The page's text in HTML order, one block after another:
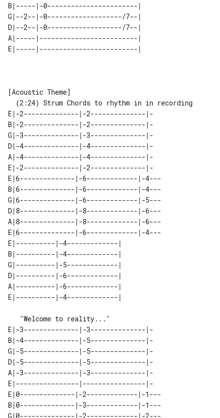
B|-----|-0-----------------------|
G|--2--|-0-------------------/7--|
D|--2--|-0-------------------/7--|
A|-----|-------------------------|
E|-2--------------|-2--------------|-
B|-2--------------|-2--------------|-
G|-3--------------|-3--------------|-
D|-4--------------|-4--------------|-
A|-4--------------|-4--------------|-
E|-2--------------|-2--------------|-
E|6--------------|-6-------------|-4---
B|6--------------|-6-------------|-4---
G|6--------------|-6-------------|-5---
D|8--------------|-8-------------|-6---
A|8--------------|-8-------------|-6---
E|6--------------|-6-------------|-4---
E|----------|-4-------------|
B|----------|-4-------------|
G|----------|-5-------------|
D|----------|-6-------------|
A|----------|-6-------------|
E|-3--------------|-3--------------|-
B|-4--------------|-5--------------|-
G|-5--------------|-5--------------|-
D|-5--------------|-5--------------|-
A|-3--------------|-3--------------|-
E|----------------|----------------|-
E|0--------------|-2-------------|-1---
B|0--------------|-3-------------|-1---
G|0--------------|-2-------------|-2---